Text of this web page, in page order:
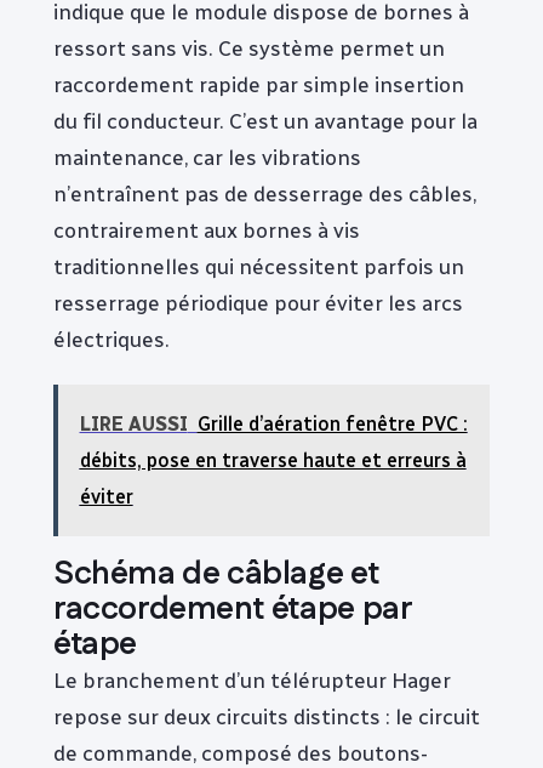
indique que le module dispose de bornes à
ressort sans vis. Ce système permet un
raccordement rapide par simple insertion
du fil conducteur. C’est un avantage pour la
maintenance, car les vibrations
n’entraînent pas de desserrage des câbles,
contrairement aux bornes à vis
traditionnelles qui nécessitent parfois un
resserrage périodique pour éviter les arcs
électriques.
LIRE AUSSI Grille d’aération fenêtre PVC :
débits, pose en traverse haute et erreurs à
éviter
Schéma de câblage et
raccordement étape par
étape
Le branchement d’un télérupteur Hager
repose sur deux circuits distincts : le circuit
de commande, composé des boutons-